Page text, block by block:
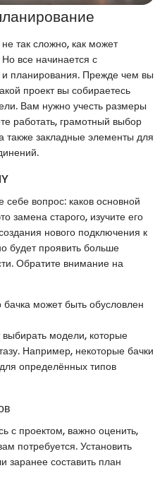
так сложно, как может
все начинается с
и планирования. Прежде чем вы
проект вы собираетесь
Вам нужно учесть размеры
работать, грамотный выбор
также закладные элементы для
вопрос: каков основной
замена старого, изучите его
нового подключения к
будет проявить больше
Обратите внимание на
бачка может быть обусловлен
выбирать модели, которые
Например, некоторые бачки
определённых типов
с проектом, важно оценить,
потребуется. Установить
заранее составить план